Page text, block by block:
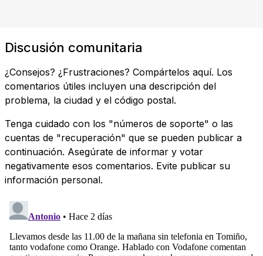
Discusión comunitaria
¿Consejos? ¿Frustraciones? Compártelos aquí. Los
comentarios útiles incluyen una descripción del
problema, la ciudad y el código postal.
Tenga cuidado con los "números de soporte" o las
cuentas de "recuperación" que se pueden publicar a
continuación. Asegúrate de informar y votar
negativamente esos comentarios. Evite publicar su
información personal.